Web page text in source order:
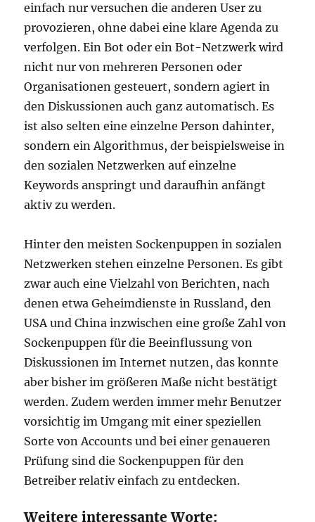
einfach nur versuchen die anderen User zu
provozieren, ohne dabei eine klare Agenda zu
verfolgen. Ein Bot oder ein Bot-Netzwerk wird
nicht nur von mehreren Personen oder
Organisationen gesteuert, sondern agiert in
den Diskussionen auch ganz automatisch. Es
ist also selten eine einzelne Person dahinter,
sondern ein Algorithmus, der beispielsweise in
den sozialen Netzwerken auf einzelne
Keywords anspringt und daraufhin anfängt
aktiv zu werden.
Hinter den meisten Sockenpuppen in sozialen
Netzwerken stehen einzelne Personen. Es gibt
zwar auch eine Vielzahl von Berichten, nach
denen etwa Geheimdienste in Russland, den
USA und China inzwischen eine große Zahl von
Sockenpuppen für die Beeinflussung von
Diskussionen im Internet nutzen, das konnte
aber bisher im größeren Maße nicht bestätigt
werden. Zudem werden immer mehr Benutzer
vorsichtig im Umgang mit einer speziellen
Sorte von Accounts und bei einer genaueren
Prüfung sind die Sockenpuppen für den
Betreiber relativ einfach zu entdecken.
Weitere interessante Worte: